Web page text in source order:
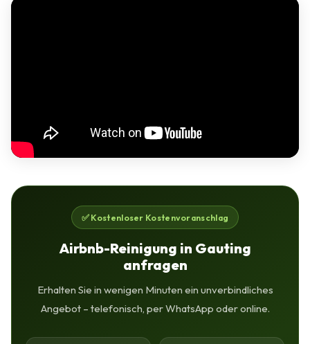
✅ Kostenloser Kostenvoranschlag
Airbnb-Reinigung in Gauting
anfragen
Erhalten Sie in wenigen Minuten ein unverbindliches
Angebot – telefonisch, per WhatsApp oder online.